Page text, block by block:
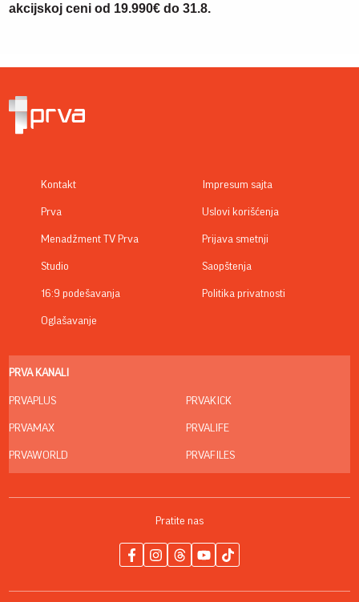
akcijskoj ceni od 19.990€ do 31.8.
Kontakt
Prva
Menadžment TV Prva
Studio
16:9 podešavanja
Oglašavanje
Impresum sajta
Uslovi korišćenja
Prijava smetnji
Saopštenja
Politika privatnosti
PRVA KANALI
PRVAPLUS
PRVAMAX
PRVAWORLD
PRVAKICK
PRVALIFE
PRVAFILES
Pratite nas